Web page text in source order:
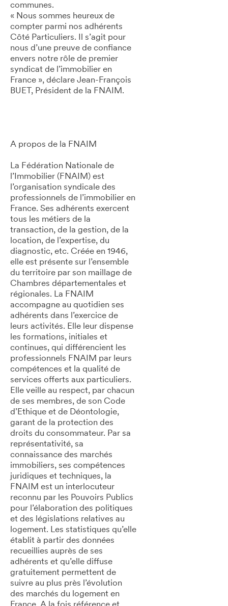
communes.
« Nous sommes heureux de
compter parmi nos adhérents
Côté Particuliers. Il s’agit pour
nous d’une preuve de confiance
envers notre rôle de premier
syndicat de l’immobilier en
France », déclare Jean-François
BUET, Président de la FNAIM.
A propos de la FNAIM
La Fédération Nationale de
l’Immobilier (FNAIM) est
l’organisation syndicale des
professionnels de l’immobilier en
France. Ses adhérents exercent
tous les métiers de la
transaction, de la gestion, de la
location, de l’expertise, du
diagnostic, etc. Créée en 1946,
elle est présente sur l’ensemble
du territoire par son maillage de
Chambres départementales et
régionales. La FNAIM
accompagne au quotidien ses
adhérents dans l’exercice de
leurs activités. Elle leur dispense
les formations, initiales et
continues, qui différencient les
professionnels FNAIM par leurs
compétences et la qualité de
services offerts aux particuliers.
Elle veille au respect, par chacun
de ses membres, de son Code
d’Ethique et de Déontologie,
garant de la protection des
droits du consommateur. Par sa
représentativité, sa
connaissance des marchés
immobiliers, ses compétences
juridiques et techniques, la
FNAIM est un interlocuteur
reconnu par les Pouvoirs Publics
pour l’élaboration des politiques
et des législations relatives au
logement. Les statistiques qu’elle
établit à partir des données
recueillies auprès de ses
adhérents et qu’elle diffuse
gratuitement permettent de
suivre au plus près l’évolution
des marchés du logement en